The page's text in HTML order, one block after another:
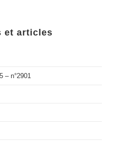
et articles
– n°2901